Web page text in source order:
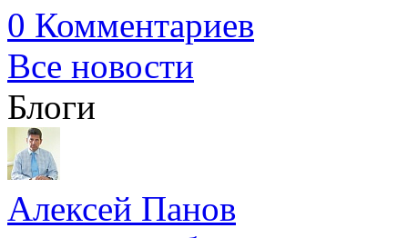
0 Комментариев
Все новости
Блоги
Алексей Панов